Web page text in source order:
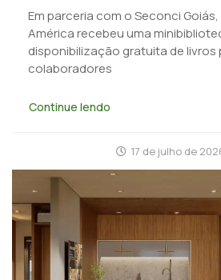
Em parceria com o Seconci
América recebeu uma
disponibilização gratuita de livros
colaboradores
Continue lendo
17 de julho de